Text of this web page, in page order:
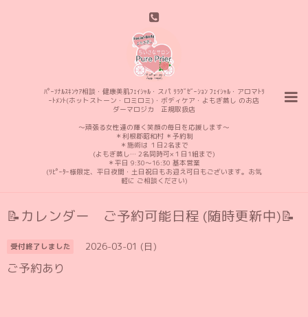
ﾊﾟｰｿﾅﾙｽｷﾝｹｱ相談・健康美肌ﾌｪｲｼｬﾙ・スパ ﾘﾗｸﾞｾﾞｰｼｮﾝ ﾌｪｲｼｬﾙ・アロマﾄﾘ
ｰﾄﾒﾝﾄ(ホットストーン・ロミロミ)・ボディケア・よもぎ蒸し のお店
ダーマロジカ 正規取扱店
〜頑張る女性達の輝く笑顔の毎日を応援します〜
＊利根郡昭和村 ＊予約制
＊施術は １日2名まで
(よもぎ蒸し… 2名同時可×１日1組まで)
＊平日 9:30〜16:30 基本営業
(ﾘﾋﾟｰﾀｰ様限定、平日夜間・土日祝日もお迎え可日もございます。お気
軽に ご相談ください)
📝カレンダー ご予約可能日程 (随時更新中)📝
受付終了しました 2026-03-01 (日)
ご予約あり